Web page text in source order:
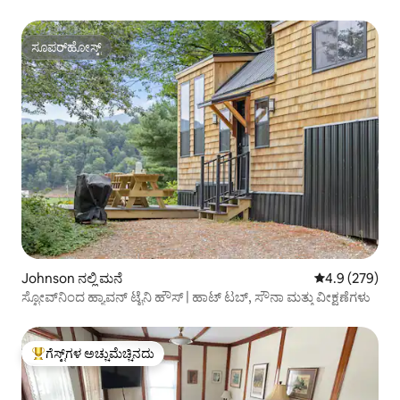
ಸೂಪರ್‌ಹೋಸ್ಟ್
ಸೂಪರ್‌ಹೋಸ್ಟ್
Johnson ನಲ್ಲಿ ಮನೆ 5 ರಲ್ಲಿ 4.9
4.9 (279)
ಸ್ಟೋವ್‌ನಿಂದ ಹ್ಯಾವನ್ ಟೈನಿ ಹೌಸ್ | ಹಾಟ್ ಟಬ್, ಸೌನಾ ಮತ್ತು ವೀಕ್ಷಣೆಗಳು
ಗೆಸ್ಟ್‌ಗಳಿಗೆ ಅತಿ ಹೆಚ್ಚು ಅಚ್ಚುಮೆಚ್ಚಿನದು
ಗೆಸ್ಟ್‌ಗಳ ಅಚ್ಚುಮೆಚ್ಚಿನದು